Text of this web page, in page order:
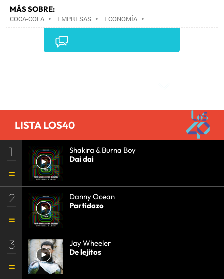
MÁS SOBRE:
COCA-COLA • EMPRESAS • ECONOMÍA •
•
LISTA LOS40
1
Shakira & Burna Boy
Dai dai
2
Danny Ocean
Partidazo
3
Jay Wheeler
De lejitos